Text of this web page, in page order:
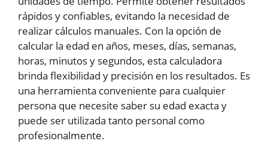
rápidos y confiables, evitando la necesidad de
realizar cálculos manuales. Con la opción de
calcular la edad en años, meses, días, semanas,
horas, minutos y segundos, esta calculadora
brinda flexibilidad y precisión en los resultados. Es
una herramienta conveniente para cualquier
persona que necesite saber su edad exacta y
puede ser utilizada tanto personal como
profesionalmente.